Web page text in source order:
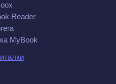
Reader
MyBook